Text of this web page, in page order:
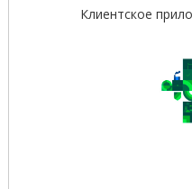
Клиентское